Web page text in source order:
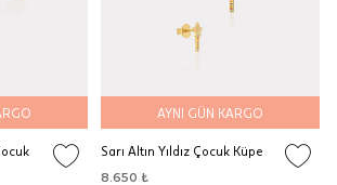
AYNI GÜN KARGO
Sarı Altın Yıldız Çocuk Küpe
8.650 ₺